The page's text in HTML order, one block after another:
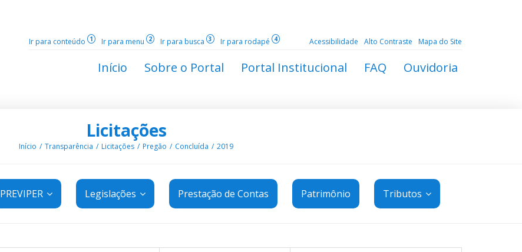
Ir para conteúdo 1 Ir para menu 2 Ir para busca 3 Ir para rodapé 4 Acessibilidade Alto Contraste Mapa do Site
Início Sobre o Portal Portal Institucional FAQ Ouvidoria
Licitações
Início Transparência Licitações Pregão Concluída 2019
PREVIPER Legislações Prestação de Contas Patrimônio Tributos